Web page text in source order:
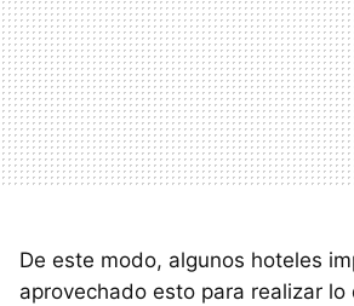
De este modo, algunos hoteles
aprovechado esto para realizar lo